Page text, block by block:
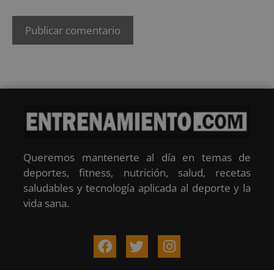
Queremos mantenerte al día en temas de
deportes, fitness, nutrición, salud, recetas
saludables y tecnología aplicada al deporte y la
vida sana.